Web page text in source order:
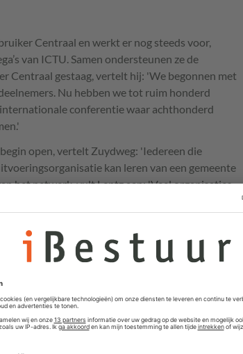
Centraal en werkt er nog steeds voor,
van ICTU. Samen ondersteunen ze de
Centraal gestaag, vertelt hij: 'We begonnen met
Nu hebben we tot ruim honderd
conferentie waar achthonderd
open, vertelt Zuydweg: 'Iedereen die
kan leren van een gemeente
het netwerk, vult Lentz aan: 'Veel organisaties
Het is zonde als iedereen opnieuw het wiel
CX.'
ontwikkeld. Zoals het NL Design System, voor
voor Gebruiker Centraal hoe dit tot stand
ontwikkelde het door en weer een ander pakte
Zeg dat dan!enOptimaal Digitaal:
gesprek tussen teams op gang te brengen en te
dat dan! gebruikte ik onlangs nog, om collega’s